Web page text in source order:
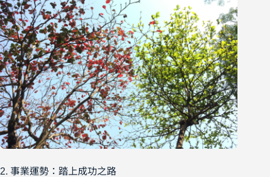
2. 事業運勢：踏上成功之路